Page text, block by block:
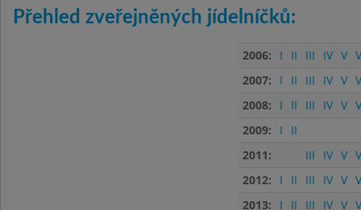
Přehled zveřejněných jídelníčků:
2006: I II III IV V
2007:
I II III IV V
2008:
I II III IV V
2009:
I
II
2011:
III IV V
2012:
I II III IV V
2013:
I II III IV V